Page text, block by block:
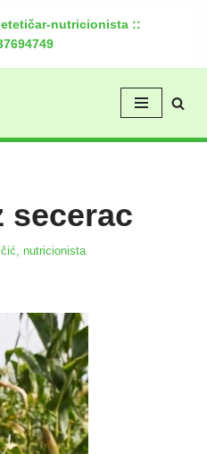
nutricionista ::
secerac
nutricionista